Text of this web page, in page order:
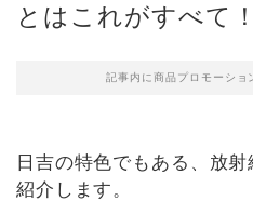
とはこれがすべて
記事内に商品プロモーショ
日吉の特色でもある、放
紹介します。